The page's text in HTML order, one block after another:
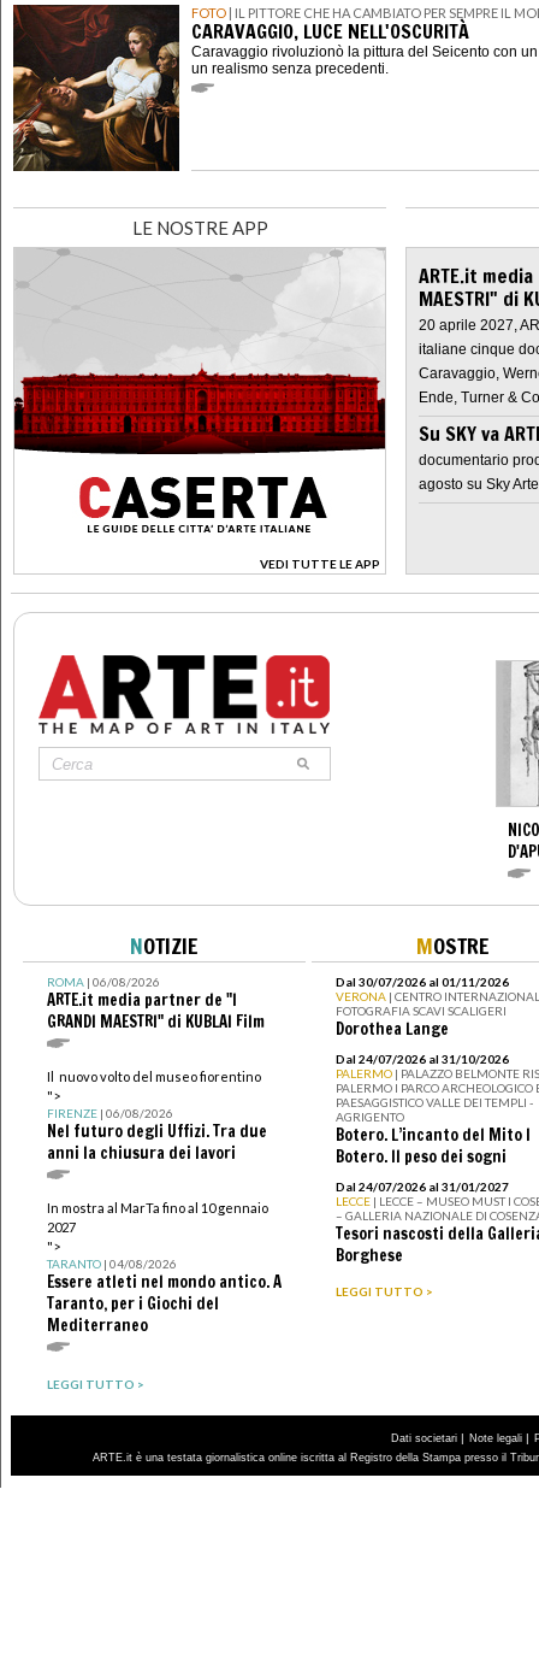
FOTO | IL PITTORE CHE HA CAMBIATO PER SEMPRE IL
CARAVAGGIO, LUCE NELL'OSCURITÀ
Caravaggio rivoluzionò la pittura del Seicento con
un realismo senza precedenti.
LE NOSTRE APP
VEDI TUTTE LE APP
>
ARTE.it
MAESTRI" di
20 aprile 2027,
italiane cinque
Caravaggio,
Ende, Turner &
Su SKY va
documentario
agosto su Sky Arte
NOTIZIE
ROMA| 06/08/2026
ARTE.it media partner de "I
GRANDI MAESTRI" di KUBLAI Film
Il nuovo volto del museo fiorentino
">
FIRENZE| 06/08/2026
Nel futuro degli Uffizi. Tra due
anni la chiusura dei lavori
In mostra al MarTa fino al 10 gennaio
2027
">
TARANTO| 04/08/2026
Essere atleti nel mondo antico. A
Taranto, per i Giochi del
Mediterraneo
LEGGI TUTTO >
MOSTRE
Dal 30/07/2026 al 01/11/2026
VERONA | CENTRO
FOTOGRAFIA SCAVI SCALIGERI
Dorothea Lange
Dal 24/07/2026 al 31/10/2026
PALERMO | PALAZZO BELMONTE
PALERMO I PARCO ARCHEOLOGICO
PAESAGGISTICO VALLE DEI TEMPLI -
AGRIGENTO
Botero. L’incanto del Mito I
Botero. Il peso dei sogni
Dal 24/07/2026 al 31/01/2027
LECCE | LECCE – MUSEO MUST I
– GALLERIA NAZIONALE DI
Tesori nascosti della
Borghese
LEGGI TUTTO >
Dati societari | Note legali |
ARTE.it è una testata giornalistica online iscritta al Registro della Stampa presso il